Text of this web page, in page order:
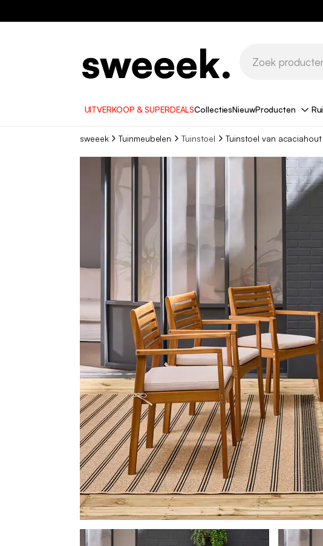
UITVERKOOP & SUPERDEALSCollectiesNieuwProducten
sweeek Tuinmeubelen Tuinstoel Tuinstoel van